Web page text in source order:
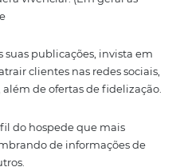
Esta é a melhor
que seu hotel promove
e outras atividades
boas imagens e vídeos